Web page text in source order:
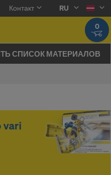
Контакт
RU
0
СПИСОК МАТЕРИАЛОВ